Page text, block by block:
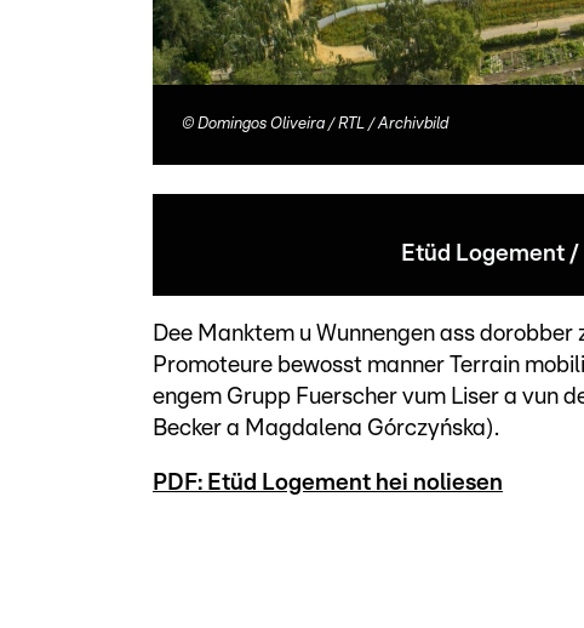
© Domingos Oliveira / RTL / Archivbild
Etüd Logement
Dee Manktem u Wunnengen ass
Promoteure bewosst manner Terrain
engem Grupp Fuerscher vum Liser a vun
Becker a Magdalena Górczyńska).
PDF: Etüd Logement hei noliesen